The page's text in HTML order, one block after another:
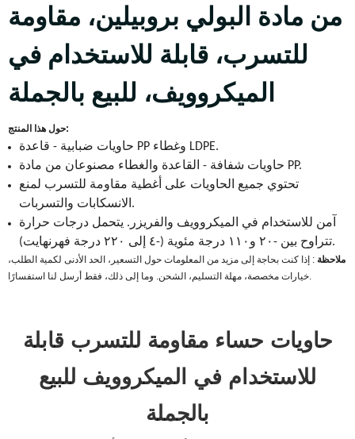
من مادة البولي بروبيلين، مقاومة
للتسرب، قابلة للاستخدام في
الميكروويف، للبيع بالجملة
حول هذا المنتج:
حاويات ضبابية - قاعدة PP وغطاء LDPE.
حاويات شفافة - القاعدة والغطاء مصنوعان من مادة PP.
تحتوي جميع الحاويات على أغطية مقاومة للتسرب لمنع
الانسكابات والتسربات.
آمن للاستخدام في الميكروويف والفريزر. يتحمل درجات حرارة
تتراوح بين -٢٠ و١١٠ درجة مئوية (-٤ إلى ٢٢٠ درجة فهرنهايت).
ملاحظة : إذا كنت بحاجة إلى مزيد من المعلومات حول التسعير، الحد الأدنى لكمية الطلب،
خيارات مخصصة، مهلة التسليم، الشحن. وما إلى ذلك، فقط أرسل لنا استفسارًا.
حاويات حساء مقاومة للتسرب قابلة
للاستخدام في الميكروويف للبيع
بالجملة